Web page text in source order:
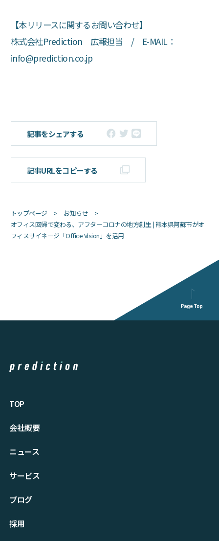
トップページ
お知らせ
オフィス回帰で変わる、アフターコロナの地方創生 | 熊本県阿蘇市がオ
フィスサイネージ「Office Vision」を活用
【本リリースに関するお問い合わせ】
株式会社Prediction 広報担当 / E-MAIL：
info@prediction.co.jp
記事をシェアする
記事URLをコピーする
TOP
会社概要
ニュース
サービス
ブログ
採⽤